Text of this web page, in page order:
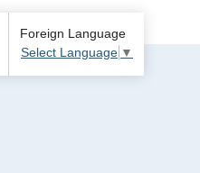
Foreign Language
Select Language ▼